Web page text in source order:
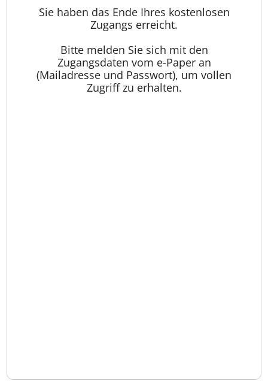
Sie haben das Ende Ihres kostenlosen
Zugangs erreicht.
Bitte melden Sie sich mit den
Zugangsdaten vom e-Paper an
(Mailadresse und Passwort), um vollen
Zugriff zu erhalten.